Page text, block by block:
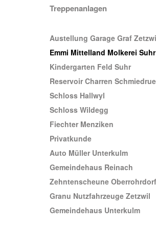
Treppenanlagen
Austellung Garage Graf
Emmi Mittelland Molkerei Suhr
Kindergarten Feld Suhr
Reservoir Charren
Schloss Hallwyl
Schloss Wildegg
Fiechter Menziken
Privatkunde
Auto Müller Unterkulm
Gemeindehaus Reinach
Zehntenscheune Oberrohrdorf
Granu Nutzfahrzeuge Zetzwil
Gemeindehaus Unterkulm